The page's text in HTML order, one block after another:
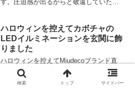
す。圧迫感が出るからと敬遠していた背
えている面積を増やせばOKです。
ハロウィンを控えてカボチャの
LEDイルミネーションを玄関に飾
りました
ハロウィンを控えてMiudecoブランド直
営店の「カボチャのLEDイルミネーショ
ンライト」を玄関に飾りました。リモコ
ン付きでコスパが良いです。階段の手摺
検索 トップ サイドバー